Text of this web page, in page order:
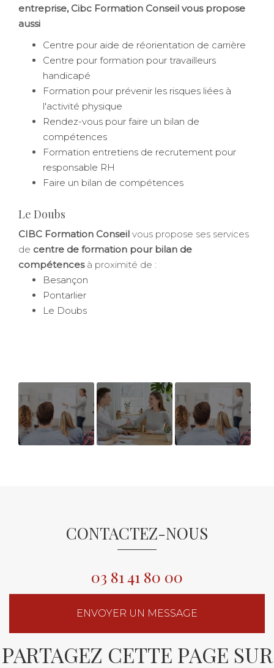
entreprise, Cibc Formation Conseil vous propose
aussi
Centre pour aide de réorientation de carrière
Centre pour formation pour travailleurs
handicapé
Formation pour prévenir les risques liées à
l'activité physique
Rendez-vous pour faire un bilan de
compétences
Formation entretiens de recrutement pour
responsable RH
Faire un bilan de compétences
Le Doubs
CIBC Formation Conseil vous propose ses services
de centre de formation pour bilan de
compétencesà proximité de :
Besançon
Pontarlier
Le Doubs
CONTACTEZ-NOUS
03 81 41 80 00
ENVOYER UN MESSAGE
PARTAGEZ CETTE PAGE SUR